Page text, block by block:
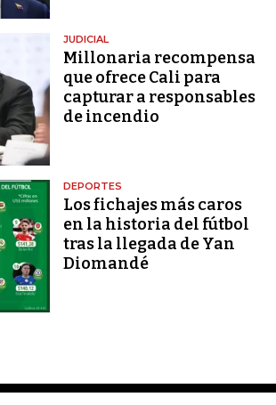
JUDICIAL
Millonaria recompensa
que ofrece Cali para
capturar a responsables
de incendio
DEPORTES
Los fichajes más caros
en la historia del fútbol
tras la llegada de Yan
Diomandé